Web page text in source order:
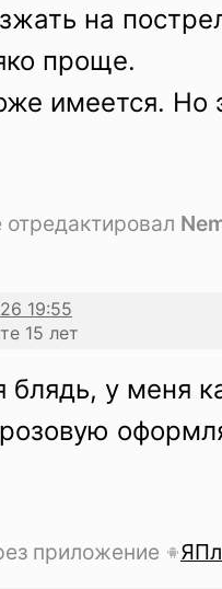
на
проще.
имеется. Но
15 лет
блядь, у меня
приложение